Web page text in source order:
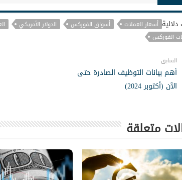
أسعار العملات أسواق الفوركس الدولار الأمريكي
الفوركس
السابق
أهم بيانات التوظيف الصادرة حتى
الآن (أكتوبر 2024)
متعلقة